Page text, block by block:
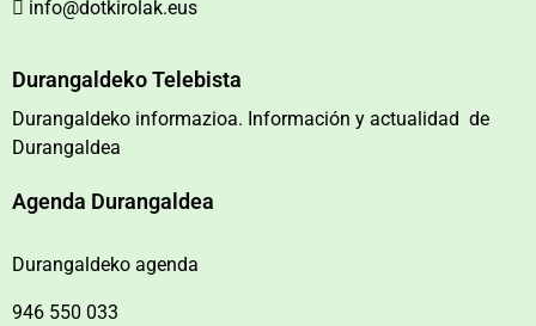
info@dotkirolak.eus
Durangaldeko Telebista
Durangaldeko informazioa. Información y actualidad de
Durangaldea
Agenda Durangaldea
Durangaldeko agenda
946 550 033